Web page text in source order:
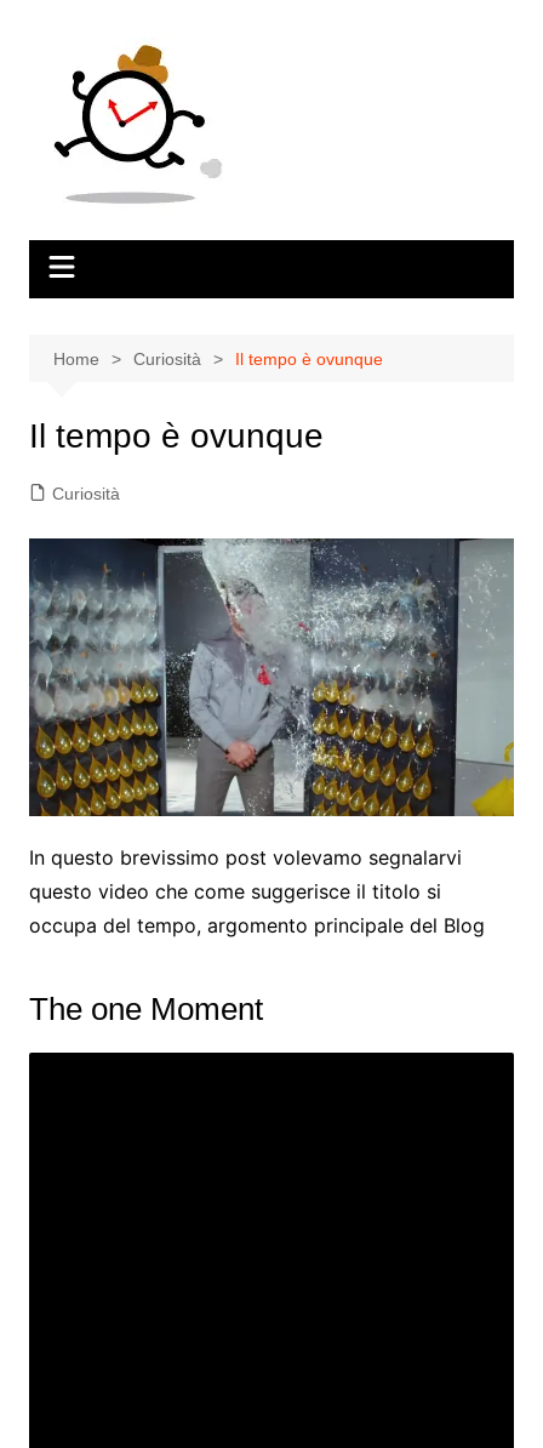
contenuto
Home Curiosità Il tempo è ovunque
Il tempo è ovunque
Curiosità
In questo brevissimo post volevamo segnalarvi
questo video che come suggerisce il titolo si
occupa del tempo, argomento principale del Blog
The one Moment